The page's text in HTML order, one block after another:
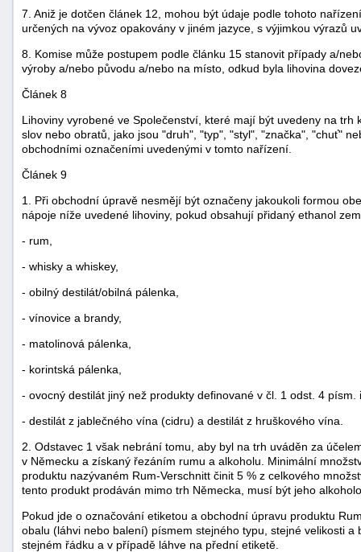
7. Aniž je dotčen článek 12, mohou být údaje podle tohoto
určených na vývoz opakovány v jiném jazyce, s výjimkou výrazů
8. Komise může postupem podle článku 15 stanovit případy a/
výroby a/nebo původu a/nebo na místo, odkud byla lihovina
Článek 8
Lihoviny vyrobené ve Společenství, které mají být uvedeny na
slov nebo obratů, jako jsou "druh", "typ", "styl", "značka", "chuť"
obchodními označeními uvedenými v tomto nařízení.
Článek 9
1. Při obchodní úpravě nesmějí být označeny jakoukoli formou
nápoje níže uvedené lihoviny, pokud obsahují přidaný ethanol
- rum,
- whisky a whiskey,
- obilný destilát/obilná pálenka,
- vínovice a brandy,
- matolinová pálenka,
- korintská pálenka,
- ovocný destilát jiný než produkty definované v čl. 1 odst. 4 písm.
- destilát z jablečného vína (cidru) a destilát z hruškového vína.
2. Odstavec 1 však nebrání tomu, aby byl na trh uváděn za
v Německu a získaný řezáním rumu a alkoholu. Minimální
produktu nazývaném Rum-Verschnitt činit 5 % z celkového
tento produkt prodáván mimo trh Německa, musí být jeho
Pokud jde o označování etiketou a obchodní úpravu produktu
obalu (láhvi nebo balení) písmem stejného typu, stejné velikosti
stejném řádku a v případě láhve na přední etiketě.